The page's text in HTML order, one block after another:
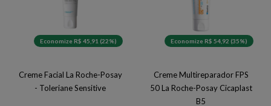
Economize R$ 45,91 (22%)
Creme Facial La Roche-Posay
- Toleriane Sensitive
Economize R$ 54,92 (35%)
Creme Multireparador FPS
50 La Roche-Posay Cicaplast
B5